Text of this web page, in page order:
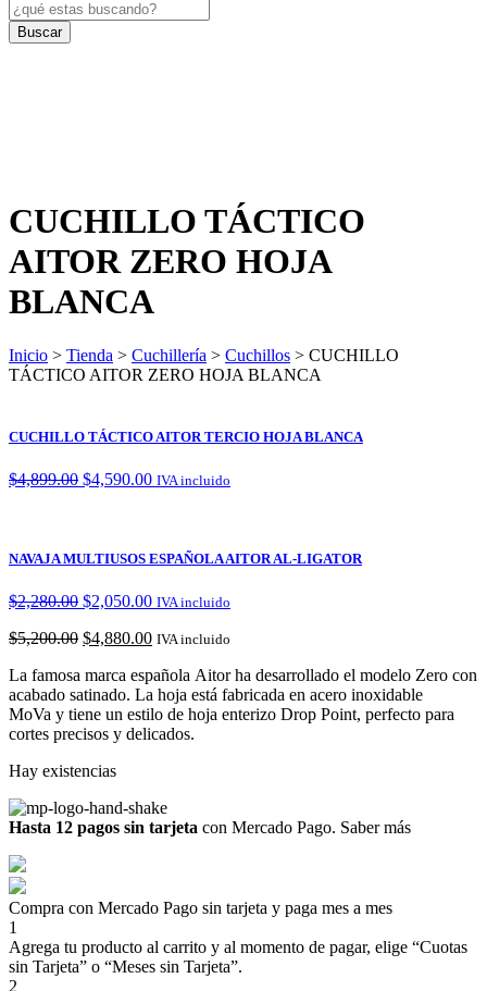
CUCHILLO TÁCTICO
AITOR ZERO HOJA
BLANCA
Inicio > Tienda > Cuchillería > Cuchillos > CUCHILLO
TÁCTICO AITOR ZERO HOJA BLANCA
CUCHILLO TÁCTICO AITOR TERCIO HOJA BLANCA
$4,899.00 $4,590.00 IVA incluido
NAVAJA MULTIUSOS ESPAÑOLA AITOR AL-LIGATOR
$2,280.00 $2,050.00 IVA incluido
$5,200.00 $4,880.00 IVA incluido
La famosa marca española Aitor ha desarrollado el modelo Zero con
acabado satinado. La hoja está fabricada en acero inoxidable
MoVa y tiene un estilo de hoja enterizo Drop Point, perfecto para
cortes precisos y delicados.
Hay existencias
Hasta 12 pagos sin tarjeta con Mercado Pago. Saber más
Compra con Mercado Pago sin tarjeta y paga mes a mes
1
Agrega tu producto al carrito y al momento de pagar, elige “Cuotas
sin Tarjeta” o “Meses sin Tarjeta”.
2